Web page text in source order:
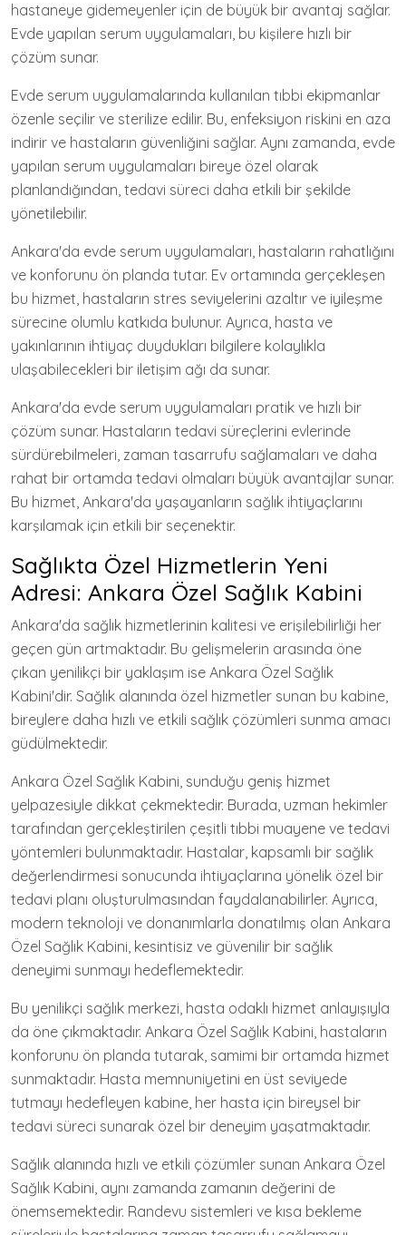
hastaneye gidemeyenler için de büyük bir avantaj sağlar.
Evde yapılan serum uygulamaları, bu kişilere hızlı bir
çözüm sunar.
Evde serum uygulamalarında kullanılan tıbbi ekipmanlar
özenle seçilir ve sterilize edilir. Bu, enfeksiyon riskini en aza
indirir ve hastaların güvenliğini sağlar. Aynı zamanda, evde
yapılan serum uygulamaları bireye özel olarak
planlandığından, tedavi süreci daha etkili bir şekilde
yönetilebilir.
Ankara'da evde serum uygulamaları, hastaların rahatlığını
ve konforunu ön planda tutar. Ev ortamında gerçekleşen
bu hizmet, hastaların stres seviyelerini azaltır ve iyileşme
sürecine olumlu katkıda bulunur. Ayrıca, hasta ve
yakınlarının ihtiyaç duydukları bilgilere kolaylıkla
ulaşabilecekleri bir iletişim ağı da sunar.
Ankara'da evde serum uygulamaları pratik ve hızlı bir
çözüm sunar. Hastaların tedavi süreçlerini evlerinde
sürdürebilmeleri, zaman tasarrufu sağlamaları ve daha
rahat bir ortamda tedavi olmaları büyük avantajlar sunar.
Bu hizmet, Ankara'da yaşayanların sağlık ihtiyaçlarını
karşılamak için etkili bir seçenektir.
Sağlıkta Özel Hizmetlerin Yeni
Adresi: Ankara Özel Sağlık Kabini
Ankara'da sağlık hizmetlerinin kalitesi ve erişilebilirliği her
geçen gün artmaktadır. Bu gelişmelerin arasında öne
çıkan yenilikçi bir yaklaşım ise Ankara Özel Sağlık
Kabini'dir. Sağlık alanında özel hizmetler sunan bu kabine,
bireylere daha hızlı ve etkili sağlık çözümleri sunma amacı
güdülmektedir.
Ankara Özel Sağlık Kabini, sunduğu geniş hizmet
yelpazesiyle dikkat çekmektedir. Burada, uzman hekimler
tarafından gerçekleştirilen çeşitli tıbbi muayene ve tedavi
yöntemleri bulunmaktadır. Hastalar, kapsamlı bir sağlık
değerlendirmesi sonucunda ihtiyaçlarına yönelik özel bir
tedavi planı oluşturulmasından faydalanabilirler. Ayrıca,
modern teknoloji ve donanımlarla donatılmış olan Ankara
Özel Sağlık Kabini, kesintisiz ve güvenilir bir sağlık
deneyimi sunmayı hedeflemektedir.
Bu yenilikçi sağlık merkezi, hasta odaklı hizmet anlayışıyla
da öne çıkmaktadır. Ankara Özel Sağlık Kabini, hastaların
konforunu ön planda tutarak, samimi bir ortamda hizmet
sunmaktadır. Hasta memnuniyetini en üst seviyede
tutmayı hedefleyen kabine, her hasta için bireysel bir
tedavi süreci sunarak özel bir deneyim yaşatmaktadır.
Sağlık alanında hızlı ve etkili çözümler sunan Ankara Özel
Sağlık Kabini, aynı zamanda zamanın değerini de
önemsemektedir. Randevu sistemleri ve kısa bekleme